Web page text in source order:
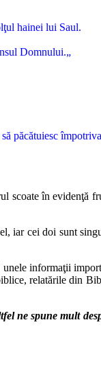
hainei lui Saul.
Domnului.„
păcătuiesc
scoate în evidenţă
iar cei doi sunt
informaţii
relatările din
ne spune mult